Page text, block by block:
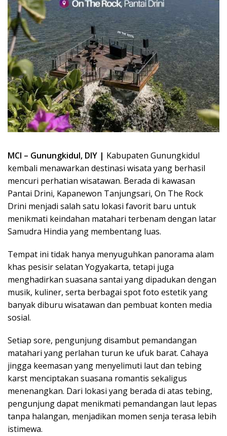
MCI – Gunungkidul, DIY | Kabupaten Gunungkidul
kembali menawarkan destinasi wisata yang berhasil
mencuri perhatian wisatawan. Berada di kawasan
Pantai Drini, Kapanewon Tanjungsari, On The Rock
Drini menjadi salah satu lokasi favorit baru untuk
menikmati keindahan matahari terbenam dengan latar
Samudra Hindia yang membentang luas.
Tempat ini tidak hanya menyuguhkan panorama alam
khas pesisir selatan Yogyakarta, tetapi juga
menghadirkan suasana santai yang dipadukan dengan
musik, kuliner, serta berbagai spot foto estetik yang
banyak diburu wisatawan dan pembuat konten media
sosial.
Setiap sore, pengunjung disambut pemandangan
matahari yang perlahan turun ke ufuk barat. Cahaya
jingga keemasan yang menyelimuti laut dan tebing
karst menciptakan suasana romantis sekaligus
menenangkan. Dari lokasi yang berada di atas tebing,
pengunjung dapat menikmati pemandangan laut lepas
tanpa halangan, menjadikan momen senja terasa lebih
istimewa.